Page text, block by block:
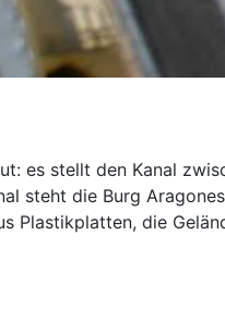
es stellt den Kanal
steht die Burg
Plastikplatten, die